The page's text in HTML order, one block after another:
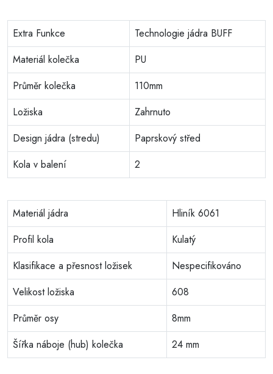
Extra Funkce
Technologie jádra BUFF
Materiál kolečka
PU
Průměr kolečka
110mm
Ložiska
Zahrnuto
Design jádra (stredu)
Paprskový střed
Kola v balení
2
Materiál jádra
Hliník 6061
Profil kola
Kulatý
Klasifikace a přesnost ložisek
Nespecifikováno
Velikost ložiska
608
Průměr osy
8mm
Šířka náboje (hub) kolečka
24 mm